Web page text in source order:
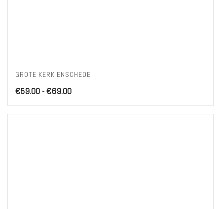
GROTE KERK ENSCHEDE
€59.00 -€69.00Prijsklasse:
€59.00